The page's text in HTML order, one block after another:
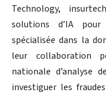
Technology,
solutions d’IA pour
spécialisée dans la
leur collaboration
nationale d’analyse
investiguer les